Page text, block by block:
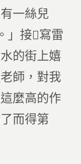
一絲兒
」接寫雷
的街上嬉
師，對我
麼高的作
而得第